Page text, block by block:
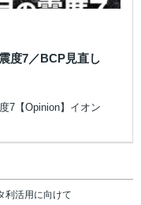
度7／BCP見直し
7【Opinion】イオン
利活用に向けて